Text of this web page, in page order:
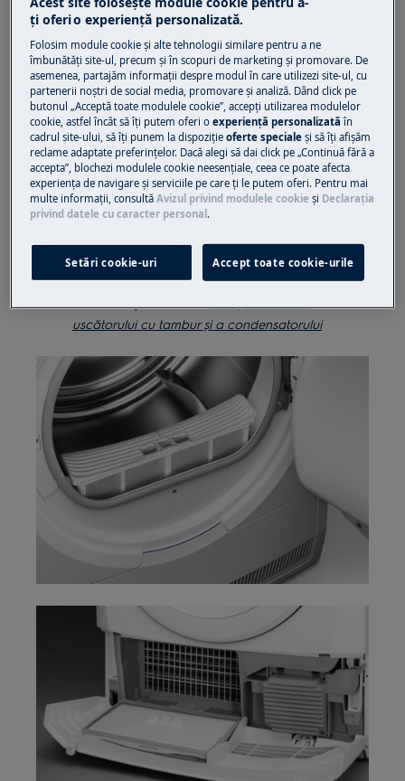
încălzește.
Consultați manualul de utilizare pentru
informații despre curățarea și întreținerea
aparatului. Descărcațimanualul de utilizare
Filtrele pot părea curate, dar totuși
blocate.
Puteți verifica filtrele ținându-le de lumină
sau sub robinet și văzând dacă apa poate
curge prin ele.
Dacă nu trece apă prin filtre, curățați-le și
Dacă apa nu va trece în continuare prin
filtre, înlocuiți-le.
Consultați articolul:
uscătorului cu tambur și a condensatorului
ţi oferi o experienţă personalizată.
Folosim module cookie și alte tehnologii similare pentru a ne
îmbunătăţi site-ul, precum și în scopuri de marketing și promovare. De
asemenea, partajăm informaţii despre modul în care utilizezi site-ul, cu
partenerii noștri de social media, promovare și analiză. Dând click pe
butonul „Acceptă toate modulele cookie”, accepţi utilizarea modulelor
cookie, astfel încât să îţi putem oferi oexperienţă personalizatăîn
cadrul site-ului, să îţi punem la dispoziţieoferte speciale și să îţi afișăm
reclame adaptate preferinţelor. Dacă alegi să dai click pe „Continuă fără a
accepta”, blochezi modulele cookie neesenţiale, ceea ce poate afecta
experienţa de navigare și serviciile pe care ţi le putem oferi. Pentru mai
multe informaţii, consultăAvizul privind modulele cookie și Declaraţia
privind datele cu caracter personal .
Setări cookie-uri Accept toate cookie-urile